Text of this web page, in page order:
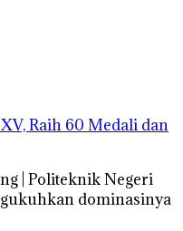
Raih 60 Medali dan
| Politeknik Negeri
dominasinya